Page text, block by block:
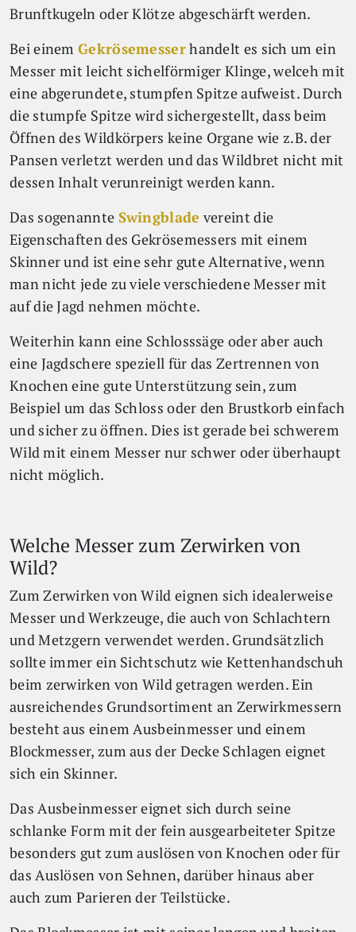
Brunftkugeln oder Klötze abgeschärft werden.
Bei einem Gekrösemesserhandelt es sich um ein
Messer mit leicht sichelförmiger Klinge, welceh mit
eine abgerundete, stumpfen Spitze aufweist. Durch
die stumpfe Spitze wird sichergestellt, dass beim
Öffnen des Wildkörpers keine Organe wie z.B. der
Pansen verletzt werden und das Wildbret nicht mit
dessen Inhalt verunreinigt werden kann.
Das sogenannte Swingblade vereint die
Eigenschaften des Gekrösemessers mit einem
Skinner und ist eine sehr gute Alternative, wenn
man nicht jede zu viele verschiedene Messer mit
auf die Jagd nehmen möchte.
Weiterhin kann eine Schlosssäge oder aber auch
eine Jagdschere speziell für das Zertrennen von
Knochen eine gute Unterstützung sein, zum
Beispiel um das Schloss oder den Brustkorb einfach
und sicher zu öffnen. Dies ist gerade bei schwerem
Wild mit einem Messer nur schwer oder überhaupt
nicht möglich.
Welche Messer zum Zerwirken von
Wild?
Zum Zerwirken von Wild eignen sich idealerweise
Messer und Werkzeuge, die auch von Schlachtern
und Metzgern verwendet werden. Grundsätzlich
sollte immer ein Sichtschutz wie Kettenhandschuh
beim zerwirken von Wild getragen werden. Ein
ausreichendes Grundsortiment an Zerwirkmessern
besteht aus einem Ausbeinmesser und einem
Blockmesser, zum aus der Decke Schlagen eignet
sich ein Skinner.
Das Ausbeinmesser eignet sich durch seine
schlanke Form mit der fein ausgearbeiteter Spitze
besonders gut zum auslösen von Knochen oder für
das Auslösen von Sehnen, darüber hinaus aber
auch zum Parieren der Teilstücke.